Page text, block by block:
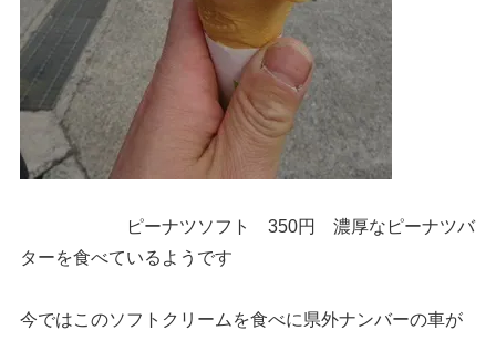
ピーナツソフト 350円 濃厚なピーナツバ
ターを食べているようです
今ではこのソフトクリームを食べに県外ナンバーの車が